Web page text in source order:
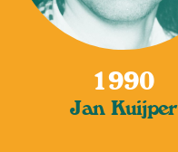
1990
Jan Kuijper